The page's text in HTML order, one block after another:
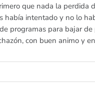
que nada la perdida
había intentado y no lo
programas para bajar de
con buen animo y